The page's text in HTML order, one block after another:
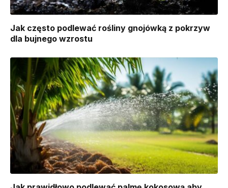
Jak często podlewać rośliny gnojówką z pokrzyw
dla bujnego wzrostu